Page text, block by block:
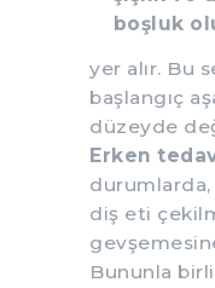
boşluk
yer alır. Bu
başlangıç
düzeyde
Erken
diş eti
Bununla